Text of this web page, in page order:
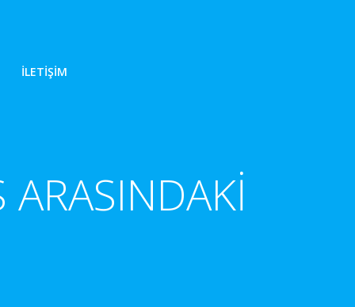
İLETIŞIM